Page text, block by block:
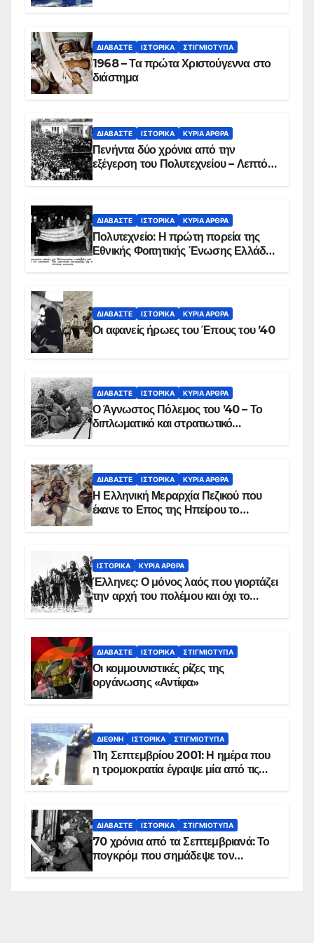
ΔΙΑΒΆΣΤΕ ΙΣΤΟΡΙΚΆ ΣΤΙΓΜΙΌΤΥΠΑ
1968 – Τα πρώτα Χριστούγεννα στο
διάστημα
ΔΙΑΒΆΣΤΕ ΙΣΤΟΡΙΚΆ ΚΥΡΙΑ ΑΡΘΡΑ
Πενήντα δύο χρόνια από την
εξέγερση του Πολυτεχνείου – Λεπτό
ΔΙΑΒΆΣΤΕ ΙΣΤΟΡΙΚΆ ΚΥΡΙΑ ΑΡΘΡΑ
Πολυτεχνείο: Η πρώτη πορεία της
Εθνικής Φοιτητικής Ένωσης Ελλάδος
ΔΙΑΒΆΣΤΕ ΙΣΤΟΡΙΚΆ ΚΥΡΙΑ ΑΡΘΡΑ
Οι αφανείς ήρωες του Έπους του ’40
ΔΙΑΒΆΣΤΕ ΙΣΤΟΡΙΚΆ ΚΥΡΙΑ ΑΡΘΡΑ
Ο Άγνωστος Πόλεμος του ’40 – Το
διπλωματικό και στρατιωτικό
ΔΙΑΒΆΣΤΕ ΙΣΤΟΡΙΚΆ ΚΥΡΙΑ ΑΡΘΡΑ
Η Ελληνική Μεραρχία Πεζικού που
έκανε το Επος της Ηπείρου το
ΙΣΤΟΡΙΚΆ ΚΥΡΙΑ ΑΡΘΡΑ
Έλληνες: Ο μόνος λαός που γιορτάζει
την αρχή του πολέμου και όχι το
ΔΙΑΒΆΣΤΕ ΙΣΤΟΡΙΚΆ ΣΤΙΓΜΙΌΤΥΠΑ
Οι κομμουνιστικές ρίζες της
οργάνωσης «Αντίφα»
ΔΙΕΘΝΉ ΙΣΤΟΡΙΚΆ ΣΤΙΓΜΙΌΤΥΠΑ
11η Σεπτεμβρίου 2001: Η ημέρα που
η τρομοκρατία έγραψε μία από τις
ΔΙΑΒΆΣΤΕ ΙΣΤΟΡΙΚΆ ΣΤΙΓΜΙΌΤΥΠΑ
70 χρόνια από τα Σεπτεμβριανά: Το
πογκρόμ που σημάδεψε τον